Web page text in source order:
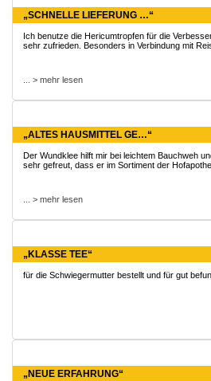
„SCHNELLE LIEFERUNG …“
Ich benutze die Hericumtropfen für die
sehr zufrieden. Besonders in Verbindung mit
... > mehr lesen
„ALTES HAUSMITTEL GE…“
Der Wundklee hilft mir bei leichtem Bauchweh
sehr gefreut, dass er im Sortiment der
... > mehr lesen
„KLASSE TEE“
für die Schwiegermutter bestellt und für gut
„NEUE ERFAHRUNG“